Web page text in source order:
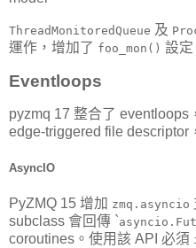
ThreadMonitoredQueue 及
運作，增加了 foo_mon() 設定
Eventloops
pyzmq 17 整合了 eventloops
edge-triggered file descriptor
AsyncIO
PyZMQ 15 增加 zmq.asyncio
subclass 會回傳 `
coroutines。使用該 API 必須